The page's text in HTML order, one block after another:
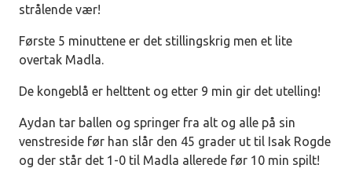
strålende vær!
Første 5 minuttene er det stillingskrig men et lite
overtak Madla.
De kongeblå er helttent og etter 9 min gir det utelling!
Aydan tar ballen og springer fra alt og alle på sin
venstreside før han slår den 45 grader ut til Isak Rogde
og der står det 1-0 til Madla allerede før 10 min spilt!